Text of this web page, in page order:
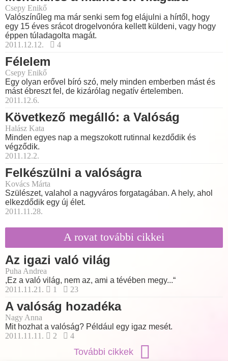
Csepy Enikő
Valószínűleg ma már senki sem fog elájulni a hírtől, hogy
egy 15 éves srácot drogelvonóra kellett küldeni, vagy hogy
éppen túladagolta magát.
2011.12.12.
4
Félelem
Csepy Enikő
Egy olyan erővel bíró szó, mely minden emberben mást és
mást ébreszt fel, de kizárólag negatív értelemben.
2011.12.6.
Következő megálló: a Valóság
Halász Kata
Minden egyes nap a megszokott rutinnal kezdődik és
végződik.
2011.12.2.
Felkészülni a valóságra
Kovács Márta
Szülészet, valahol a nagyváros forgatagában. A hely, ahol
elkezdődik egy új élet.
2011.11.28.
A rovat további cikkei
Az igazi való világ
Puha Andrea
,Ez a való világ, nem az, ami a tévében megy...“
2011.11.21.
1 23
A valóság hozadéka
Nagy Anna
Mit hozhat a valóság? Például egy igaz mesét.
2011.11.11.
2 4
További cikkek